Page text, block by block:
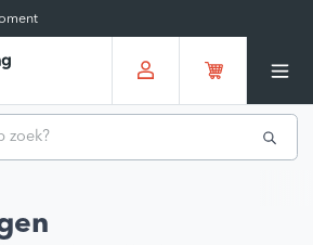
sturen